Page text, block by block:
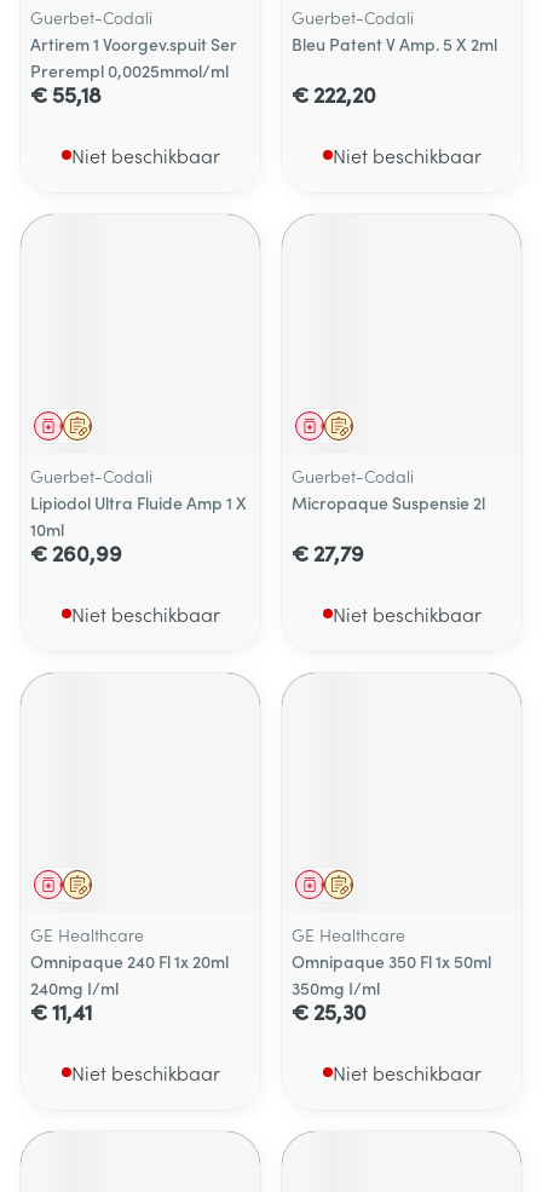
Guerbet-Codali
Artirem 1 Voorgev.spuit Ser
Prerempl 0,0025mmol/ml
€ 55,18
Niet beschikbaar
Guerbet-Codali
Bleu Patent V Amp. 5 X 2ml
€ 222,20
Niet beschikbaar
Op voorschrift
Geneesmiddel
Guerbet-Codali
Lipiodol Ultra Fluide Amp 1 X
10ml
€ 260,99
Niet beschikbaar
Op voorschrift
Geneesmiddel
Guerbet-Codali
Micropaque Suspensie 2l
€ 27,79
Niet beschikbaar
Op voorschrift
Geneesmiddel
GE Healthcare
Omnipaque 240 Fl 1x 20ml
240mg I/ml
€ 11,41
Niet beschikbaar
Op voorschrift
Geneesmiddel
GE Healthcare
Omnipaque 350 Fl 1x 50ml
350mg I/ml
€ 25,30
Niet beschikbaar